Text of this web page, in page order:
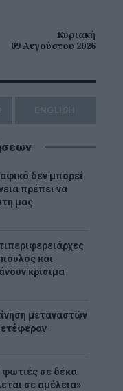
Κυριακή
09 Αυγούστου 2026
δεν μπορεί
πρέπει να
μας
και
κρίσιμα
μεταναστών
σε δέκα
σε αμέλεια»